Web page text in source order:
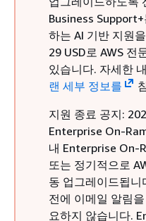
Business
하는 AI 기반 지원
29 USD로 AWS 전
있습니다. 자세한
랜 세부 정보를
지원 종료 공지:
Enterprise On-
내 Enterprise On-
또는 정기적으로
동 업그레이드됩
전에 이메일 알림
요하지 않습니다.